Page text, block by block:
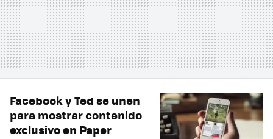
Facebook y Ted se unen
para mostrar contenido
exclusivo en Paper